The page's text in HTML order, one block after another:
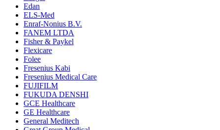
Edan
ELS-Med
Enraf-Nonius B.V.
FANEM LTDA
Fisher & Paykel
Flexicare
Folee
Fresenius Kabi
Fresenius Medical Care
FUJIFILM
FUKUDA DENSHI
GCE Healthcare
GE Healthcare
General Meditech